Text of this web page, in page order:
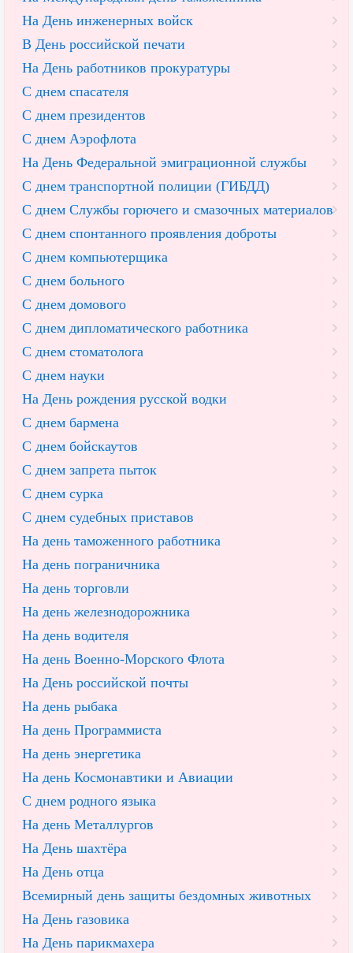
На День инженерных войск
В День российской печати
На День работников прокуратуры
С днем спасателя
С днем президентов
С днем Аэрофлота
На День Федеральной эмиграционной службы
С днем транспортной полиции (ГИБДД)
С днем Службы горючего и смазочных материалов
С днем спонтанного проявления доброты
С днем компьютерщика
С днем больного
С днем домового
С днем дипломатического работника
С днем стоматолога
С днем науки
На День рождения русской водки
С днем бармена
С днем бойскаутов
С днем запрета пыток
С днем сурка
С днем судебных приставов
На день таможенного работника
На день пограничника
На день торговли
На день железнодорожника
На день водителя
На день Военно-Морского Флота
На День российской почты
На день рыбака
На день Программиста
На день энергетика
На день Космонавтики и Авиации
С днем родного языка
На день Металлургов
На День шахтёра
На День отца
Всемирный день защиты бездомных животных
На День газовика
На День парикмахера